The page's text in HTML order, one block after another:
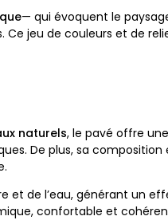
— qui évoquent le
jeu de couleurs et de
naturels, le pavé offre
De plus, sa composition
et de l’eau, générant un
confortable et